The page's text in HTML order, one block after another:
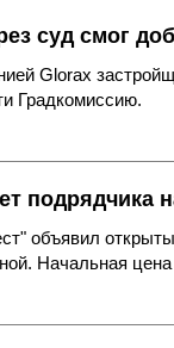
суд смог
Glorax
Градкомиссию.
подрядчика
объявил
Начальная цена